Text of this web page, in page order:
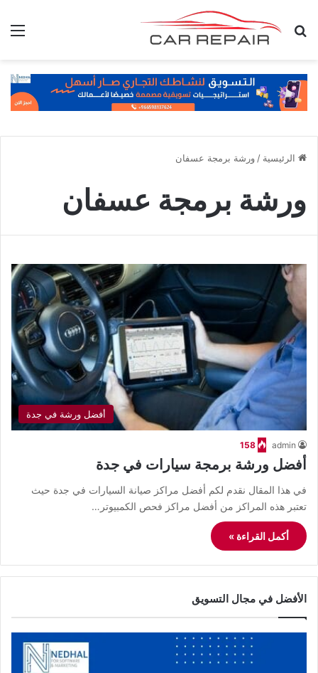
بحث عن
الرئيسية / ورشة برمجة عسفان
ورشة برمجة عسفان
أفضل ورشة في جدة
admin
158
أفضل ورشة برمجة سيارات في جدة
في هذا المقال نقدم لكم أفضل مراكز صيانة السيارات في جدة حيث
تعتبر هذه المراكز من أفضل مراكز فحص الكمبيوتر…
أكمل القراءة »
الأفضل في مجال التسويق